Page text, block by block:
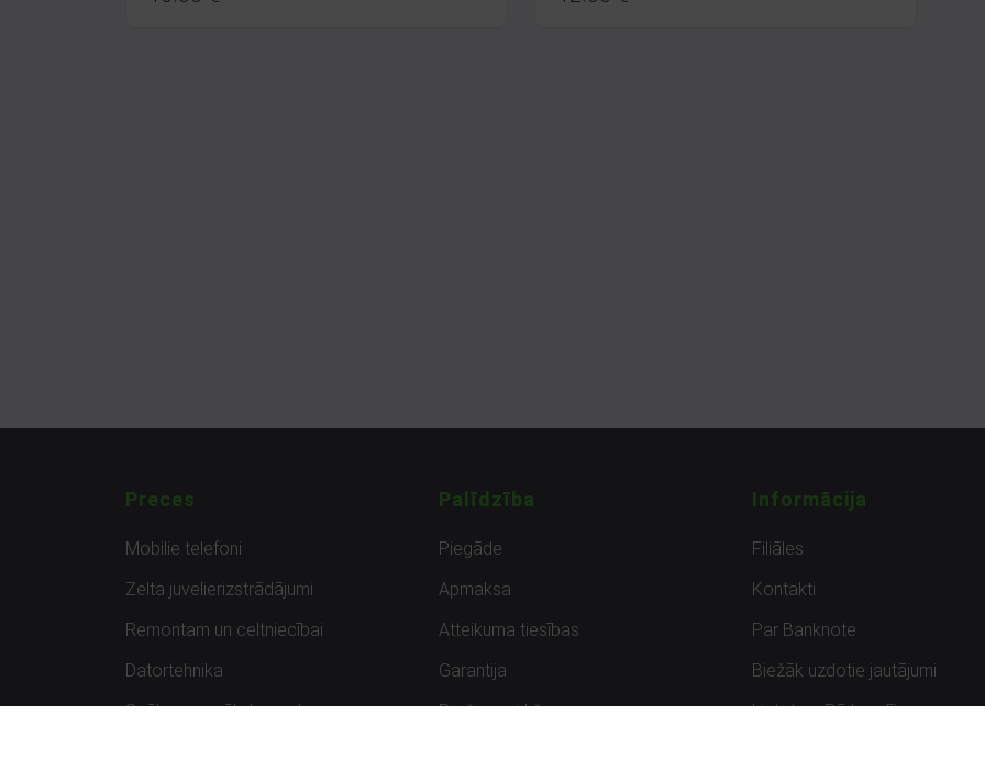
Preces
Mobilie telefoni
Zelta juvelierizstrādājumi
Remontam un celtniecībai
Datortehnika
Spēles un spēļu konsoles
Palīdzība
Piegāde
Apmaksa
Atteikuma tiesības
Garantija
Preču uzpirkšana
Informācija
Filiāles
Kontakti
Par Banknote
Biežāk uzdotie jautājumi
Lietots – Pārbaudīts